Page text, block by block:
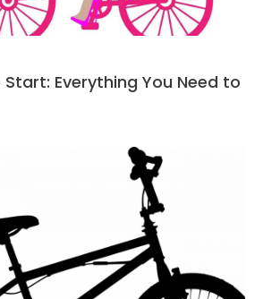
Everything You Need to